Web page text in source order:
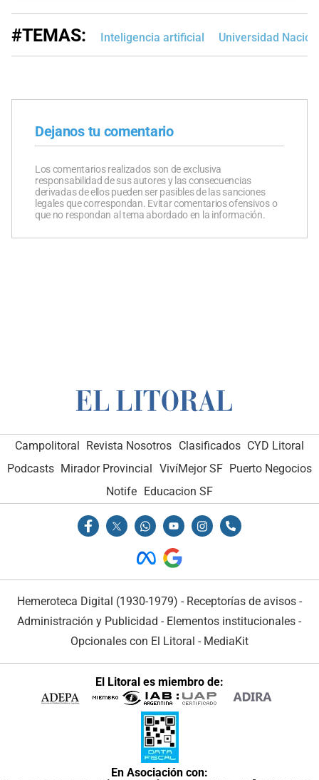
#TEMAS: Inteligencia artificial Universidad
Dejanos tu comentario
Los comentarios realizados son de exclusiva
responsabilidad de sus autores y las consecuencias
derivadas de ellos pueden ser pasibles de las sanciones
legales que correspondan. Evitar comentarios ofensivos o
que no respondan al tema abordado en la información.
Campolitoral Revista Nosotros Clasificados CYD Litoral
Podcasts Mirador Provincial VivíMejor SF Puerto Negocios
Notife Educacion SF
Hemeroteca Digital (1930-1979) - Receptorías de avisos -
Administración y Publicidad - Elementos institucionales -
Opcionales con El Litoral - MediaKit
El Litoral es miembro de:
En Asociación con: